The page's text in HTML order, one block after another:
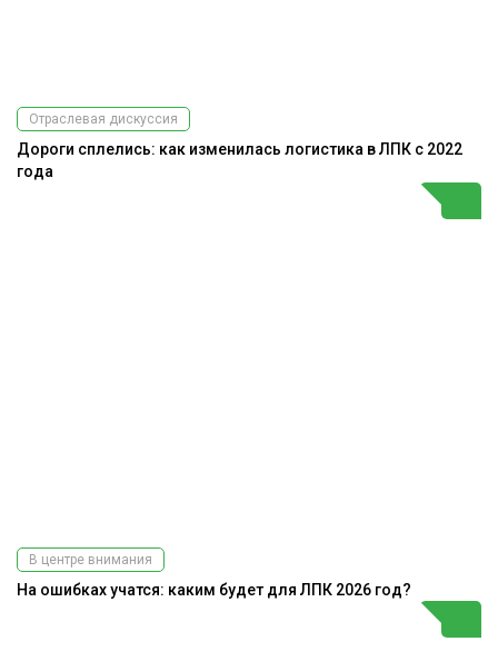
Отраслевая дискуссия
Дороги сплелись: как изменилась логистика в ЛПК с 2022
года
В центре внимания
На ошибках учатся: каким будет для ЛПК 2026 год?